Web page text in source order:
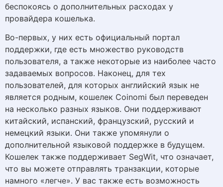
беспокоясь о дополнительных расходах у
провайдера кошелька.
Во-первых, у них есть официальный портал
поддержки, где есть множество руководств
пользователя, а также некоторые из наиболее часто
задаваемых вопросов. Наконец, для тех
пользователей, для которых английский язык не
является родным, кошелек Coinomi был переведен
на несколько разных языков. Они поддерживают
китайский, испанский, французский, русский и
немецкий языки. Они также упомянули о
дополнительной языковой поддержке в будущем.
Кошелек также поддерживает SegWit, что означает,
что вы можете отправлять транзакции, которые
намного «легче». У вас также есть возможность